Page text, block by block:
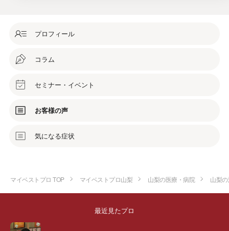
プロフィール
コラム
セミナー・イベント
お客様の声
気になる症状
マイベストプロ TOP マイベストプロ山梨 山梨の医療・病院 山梨
最近見たプロ